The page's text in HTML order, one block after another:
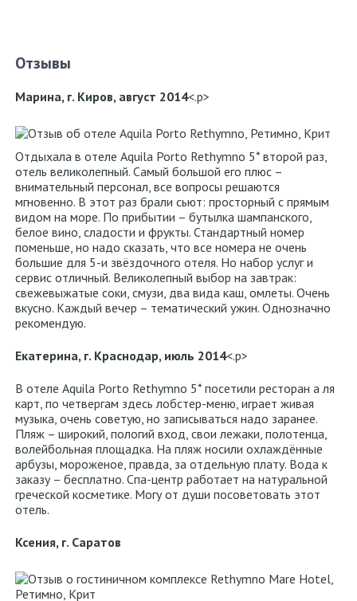
Отзывы
Марина, г. Киров, август 2014<.p>
Отдыхала в отеле Aquila Porto Rethymno 5* второй раз,
отель великолепный. Самый большой его плюс –
внимательный персонал, все вопросы решаются
мгновенно. В этот раз брали сьют: просторный с прямым
видом на море. По прибытии – бутылка шампанского,
белое вино, сладости и фрукты. Стандартный номер
поменьше, но надо сказать, что все номера не очень
большие для 5-и звёздочного отеля. Но набор услуг и
сервис отличный. Великолепный выбор на завтрак:
свежевыжатые соки, смузи, два вида каш, омлеты. Очень
вкусно. Каждый вечер – тематический ужин. Однозначно
рекомендую.
Екатерина, г. Краснодар, июль 2014<.p>
В отеле Aquila Porto Rethymno 5* посетили ресторан а ля
карт, по четвергам здесь лобстер-меню, играет живая
музыка, очень советую, но записываться надо заранее.
Пляж – широкий, пологий вход, свои лежаки, полотенца,
волейбольная площадка. На пляж носили охлаждённые
арбузы, мороженое, правда, за отдельную плату. Вода к
заказу – бесплатно. Спа-центр работает на натуральной
греческой косметике. Могу от души посоветовать этот
отель.
Ксения, г. Саратов